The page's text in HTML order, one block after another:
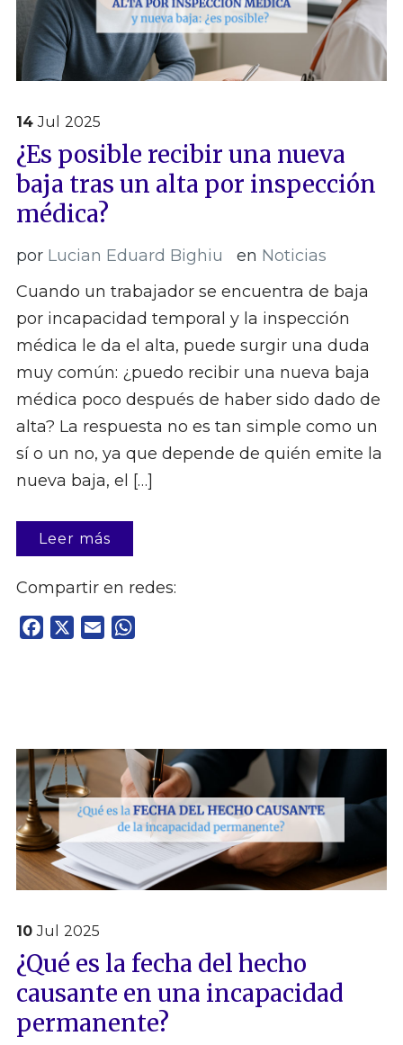
14 Jul 2025
¿Es posible recibir una nueva
baja tras un alta por inspección
médica?
por Lucian Eduard Bighiu en Noticias
Cuando un trabajador se encuentra de baja
por incapacidad temporal y la inspección
médica le da el alta, puede surgir una duda
muy común: ¿puedo recibir una nueva baja
médica poco después de haber sido dado de
alta? La respuesta no es tan simple como un
sí o un no, ya que depende de quién emite la
nueva baja, el […]
Leer más
Compartir en redes:
Facebook Email
10 Jul 2025
¿Qué es la fecha del hecho
causante en una incapacidad
permanente?